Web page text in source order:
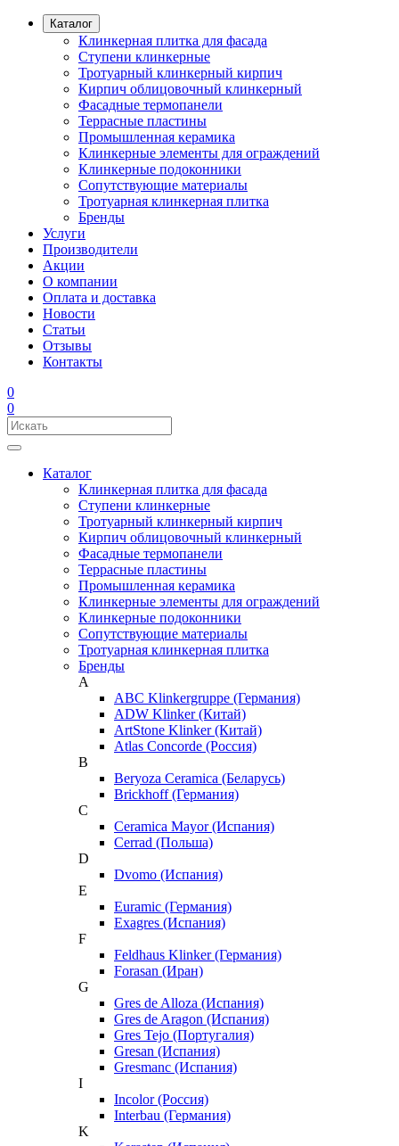
Каталог
Клинкерная плитка для фасада
Ступени клинкерные
Тротуарный клинкерный кирпич
Кирпич облицовочный клинкерный
Фасадные термопанели
Террасные пластины
Промышленная керамика
Клинкерные элементы для ограждений
Клинкерные подоконники
Сопутствующие материалы
Тротуарная клинкерная плитка
Бренды
Услуги
Производители
Акции
О компании
Оплата и доставка
Новости
Статьи
Отзывы
Контакты
0
0
Каталог
Клинкерная плитка для фасада
Ступени клинкерные
Тротуарный клинкерный кирпич
Кирпич облицовочный клинкерный
Фасадные термопанели
Террасные пластины
Промышленная керамика
Клинкерные элементы для ограждений
Клинкерные подоконники
Сопутствующие материалы
Тротуарная клинкерная плитка
Бренды
A
ABC Klinkergruppe (Германия)
ADW Klinker (Китай)
ArtStone Klinker (Китай)
Atlas Concorde (Россия)
B
Beryoza Ceramica (Беларусь)
Brickhoff (Германия)
C
Ceramica Mayor (Испания)
Cerrad (Польша)
D
Dvomo (Испания)
E
Euramic (Германия)
Exagres (Испания)
F
Feldhaus Klinker (Германия)
Forasan (Иран)
G
Gres de Alloza (Испания)
Gres de Aragon (Испания)
Gres Tejo (Португалия)
Gresan (Испания)
Gresmanc (Испания)
I
Incolor (Россия)
Interbau (Германия)
K